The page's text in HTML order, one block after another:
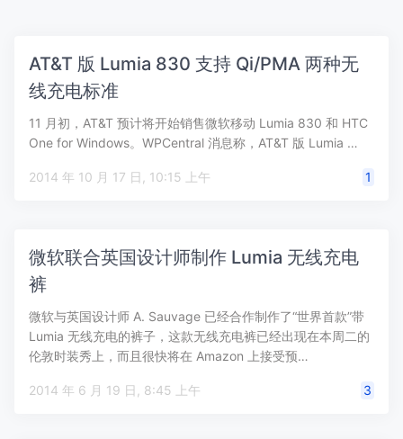
AT&T 版 Lumia 830 支持 Qi/PMA 两种无
线充电标准
11 月初，AT&T 预计将开始销售微软移动 Lumia 830 和 HTC
One for Windows。WPCentral 消息称，AT&T 版 Lumia …
2014 年 10 月 17 日, 10:15 上午 1
微软联合英国设计师制作 Lumia 无线充电
裤
微软与英国设计师 A. Sauvage 已经合作制作了“世界首款”带
Lumia 无线充电的裤子，这款无线充电裤已经出现在本周二的
伦敦时装秀上，而且很快将在 Amazon 上接受预…
2014 年 6 月 19 日, 8:45 上午 3